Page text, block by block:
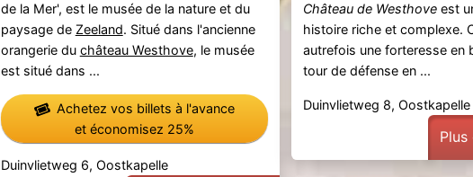
de la Mer', est le musée de la nature et du
paysage de Zeeland. Situé dans l'ancienne
orangerie du château Westhove, le musée
est situé dans ...
Achetez vos billets à l'avance
et économisez 25%
Duinvlietweg 6, Oostkapelle
Château de Westhoveest
histoire riche et complexe.
autrefois une forteresse en
tour de défense en ...
Duinvlietweg 8, Oostkapelle